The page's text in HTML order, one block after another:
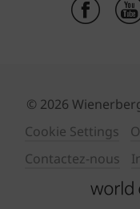
© 2026
Cookie Settings
Contactez-nous